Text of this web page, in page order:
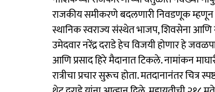
राजकीय समीकरणे बदलणारी निवडणूक म्हणून
स्थानिक स्वराज्य संस्थेत भाजप, शिवसेना आणि
उमेदवार नरेंद्र दराडे हेच विजयी होणार हे
आणि प्रसाद हिरे मैदानात टिकले. नामांकन
रात्रीचा प्रचार सुरूच होता. मतदानानंतर चित्र